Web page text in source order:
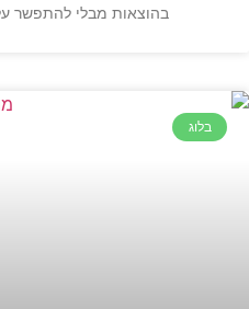
בהוצאות מבלי להתפשר
בלוג